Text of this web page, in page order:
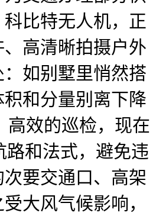
比特无人机，正
高清晰拍摄户外
如别墅里悄然搭
和分量别离下降
高效的巡检，现在
路和法式，避免违
要交通口、高架
大风气候影响，